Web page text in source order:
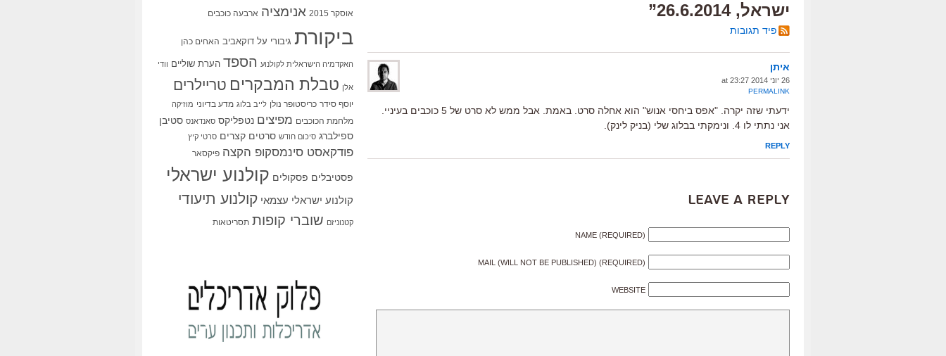
ישראל, 26.6.2014”
פיד תגובות
איתן
26 יוני 2014 at 23:27
PERMALINK
ידעתי שזה יקרה. "אפס ביחסי אנוש" הוא אחלה סרט. באמת. אבל ממש לא סרט של 5 כוכבים בעיניי.
אני נתתי לו 4. ונימקתי בבלוג שלי (בניק לינק).
REPLY
Leave a Reply
NAME (REQUIRED)
MAIL (WILL NOT BE PUBLISHED) (REQUIRED)
WEBSITE
אוסקר 2015 אנימציה ארבעה כוכבים
ביקורת גיבורי על דוקאביב האחים כהן
האקדמיה הישראלית לקולנוע הספד הערת שוליים וודי
אלן טבלת המבקרים טריילרים
יוסף סידר כריסטופר נולן לייב בלוג מדע בדיוני מוזיקה
מלחמת הכוכבים מפיצים נטפליקס סאנדאנס סטיבן
ספילברג סיכום חודש סרטים קצרים סרטי קיץ
פודקאסט סינמסקופ הקצה פיקסאר
פסטיבלים פסקולים קולנוע ישראלי
קולנוע ישראלי עצמאי קולנוע תיעודי
קטנוניזם שוברי קופות תסריטאות